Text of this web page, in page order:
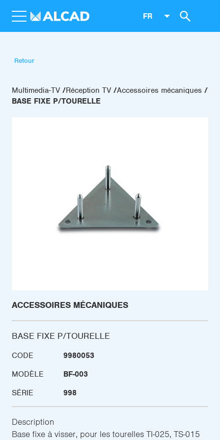
FR
Retour
Multimedia-TV Réception TV Accessoires mécaniques
BASE FIXE P/TOURELLE
ACCESSOIRES MÉCANIQUES
BASE FIXE P/TOURELLE
CODE
9980053
MODÈLE
BF-003
SÉRIE
998
Description
Base fixe à visser, pour les tourelles TI-025, TS-015